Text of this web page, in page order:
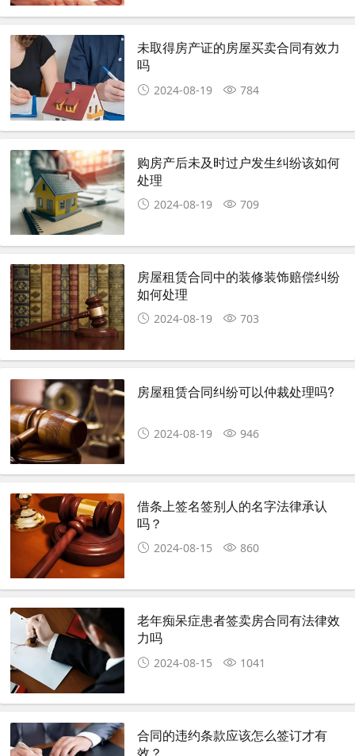
未取得房产证的房屋买卖合同有效力
吗
2024-08-19 784
购房产后未及时过户发生纠纷该如何
处理
2024-08-19 709
房屋租赁合同中的装修装饰赔偿纠纷
如何处理
2024-08-19 703
房屋租赁合同纠纷可以仲裁处理吗?
2024-08-19 946
借条上签名签别人的名字法律承认
吗？
2024-08-15 860
老年痴呆症患者签卖房合同有法律效
力吗
2024-08-15 1041
合同的违约条款应该怎么签订才有
效？